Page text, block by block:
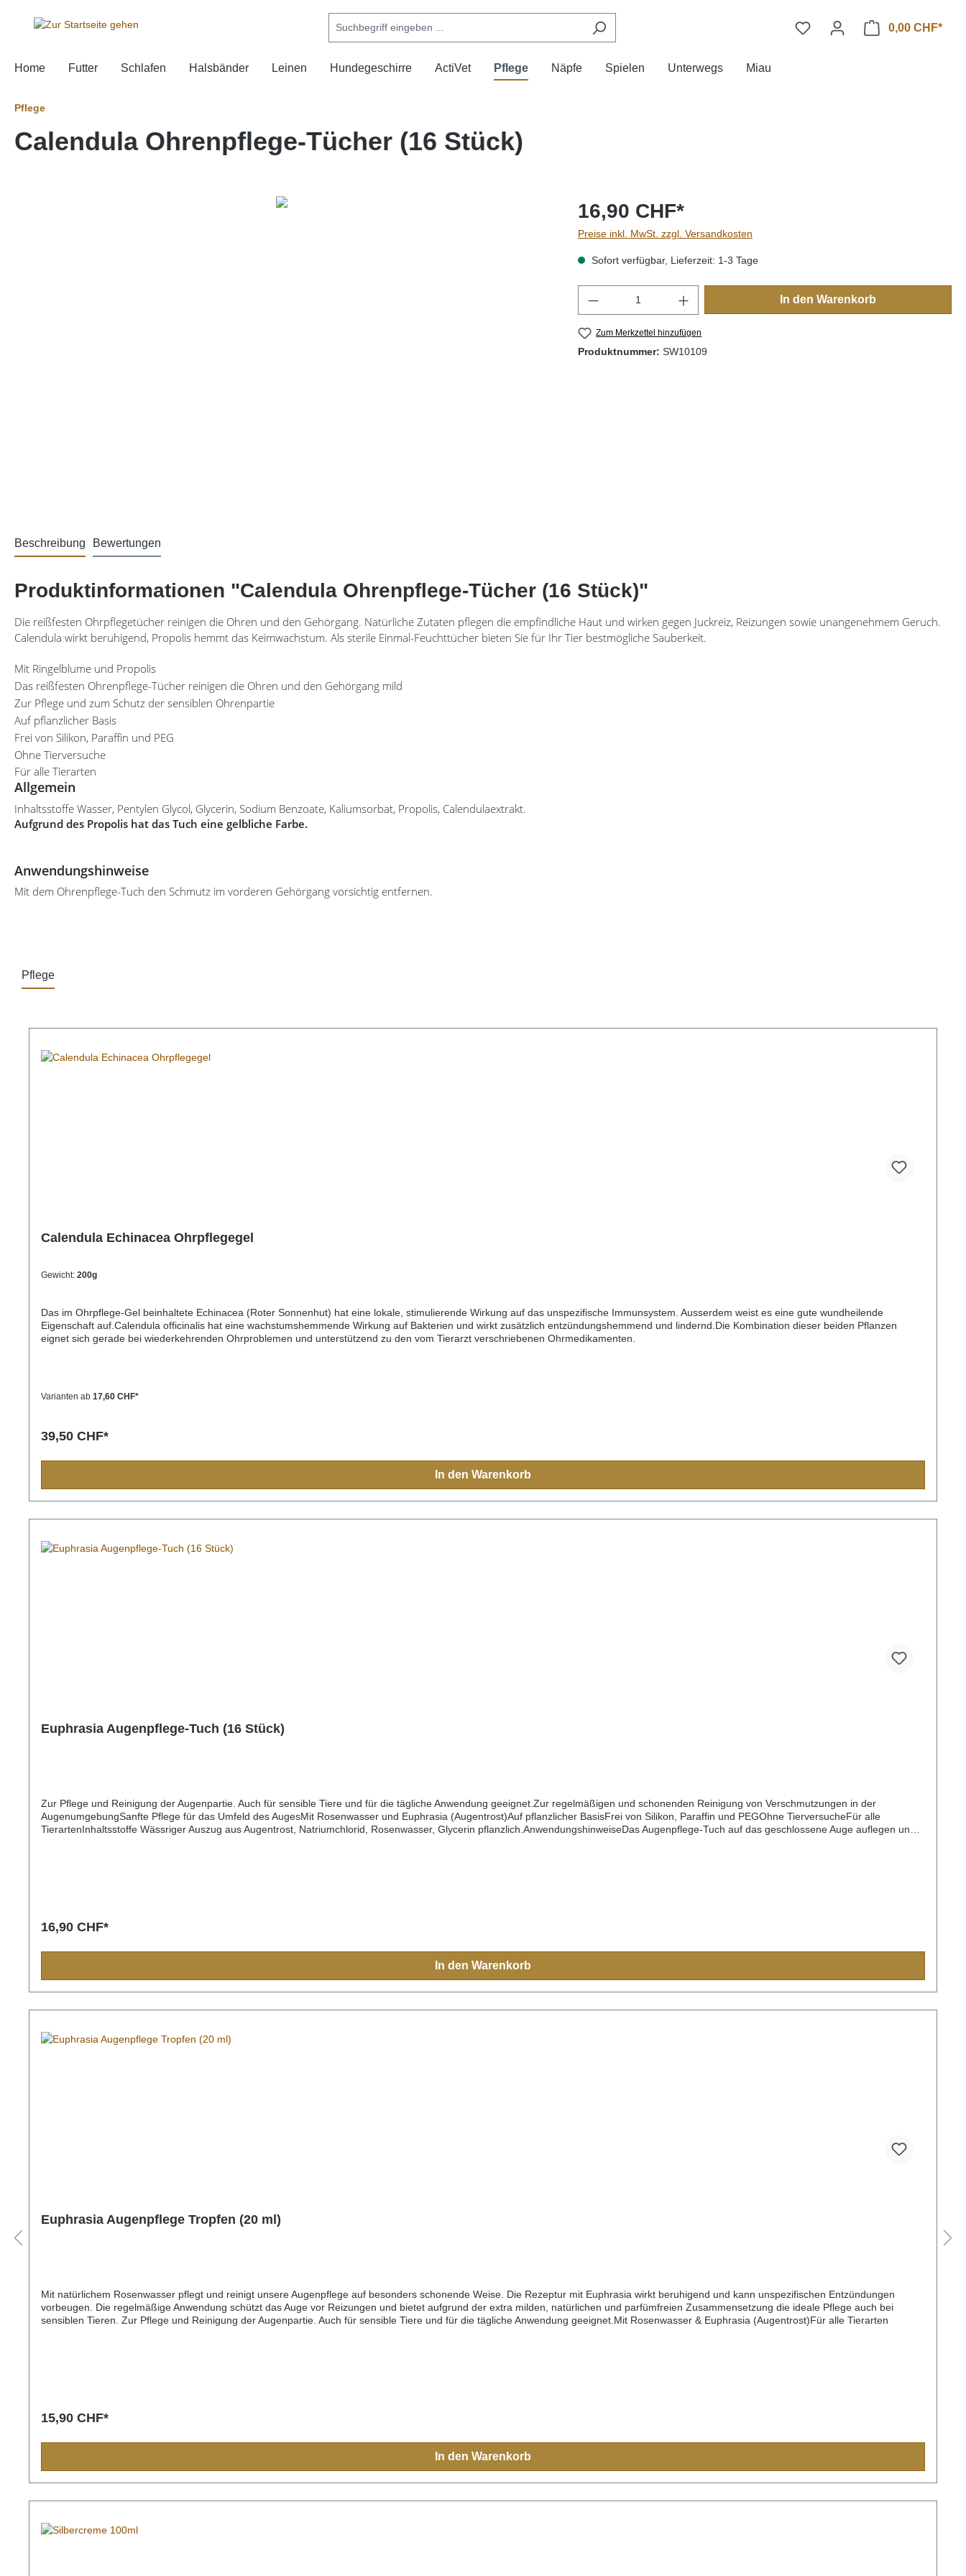
0,00 CHF*
Home Futter Schlafen Halsbänder Leinen Hundegeschirre ActiVet Pflege Näpfe Spielen Unterwegs Miau
Pflege
Calendula Ohrenpflege-Tücher (16 Stück)
16,90 CHF*
Preise inkl. MwSt. zzgl. Versandkosten
Sofort verfügbar, Lieferzeit: 1-3 Tage
Produkt Anzahl: Gib den gewünschten Wert ein
In den Warenkorb
Zum Merkzettel hinzufügen
Produktnummer: SW10109
Beschreibung Bewertungen
Produktinformationen "Calendula Ohrenpflege-Tücher (16 Stück)"
Die reißfesten Ohrpflegetücher reinigen die Ohren und den Gehörgang. Natürliche Zutaten pflegen die empfindliche Haut und wirken gegen Juckreiz, Reizungen sowie unangenehmem Geruch.
Calendula wirkt beruhigend, Propolis hemmt das Keimwachstum. Als sterile Einmal-Feuchttücher bieten Sie für Ihr Tier bestmögliche Sauberkeit.
Mit Ringelblume und Propolis
Das reißfesten Ohrenpflege-Tücher reinigen die Ohren und den Gehörgang mild
Zur Pflege und zum Schutz der sensiblen Ohrenpartie
Auf pflanzlicher Basis
Frei von Silikon, Paraffin und PEG
Ohne Tierversuche
Für alle Tierarten
Allgemein
Inhaltsstoffe Wasser, Pentylen Glycol, Glycerin, Sodium Benzoate, Kaliumsorbat, Propolis, Calendulaextrakt.
Aufgrund des Propolis hat das Tuch eine gelbliche Farbe.
Anwendungshinweise
Mit dem Ohrenpflege-Tuch den Schmutz im vorderen Gehörgang vorsichtig entfernen.
Pflege
Calendula Echinacea Ohrpflegegel
Gewicht: 200g
Das im Ohrpflege-Gel beinhaltete Echinacea (Roter Sonnenhut) hat eine lokale, stimulierende Wirkung auf das unspezifische Immunsystem. Ausserdem weist es eine gute wundheilende
Eigenschaft auf.Calendula officinalis hat eine wachstumshemmende Wirkung auf Bakterien und wirkt zusätzlich entzündungshemmend und lindernd.Die Kombination dieser beiden Pflanzen
eignet sich gerade bei wiederkehrenden Ohrproblemen und unterstützend zu den vom Tierarzt verschriebenen Ohrmedikamenten.
Varianten ab 17,60 CHF*
39,50 CHF*
In den Warenkorb
Euphrasia Augenpflege-Tuch (16 Stück)
Zur Pflege und Reinigung der Augenpartie. Auch für sensible Tiere und für die tägliche Anwendung geeignet.Zur regelmäßigen und schonenden Reinigung von Verschmutzungen in der
AugenumgebungSanfte Pflege für das Umfeld des AugesMit Rosenwasser und Euphrasia (Augentrost)Auf pflanzlicher BasisFrei von Silikon, Paraffin und PEGOhne TierversucheFür alle
TierartenInhaltsstoffe Wässriger Auszug aus Augentrost, Natriumchlorid, Rosenwasser, Glycerin pflanzlich.AnwendungshinweiseDas Augenpflege-Tuch auf das geschlossene Auge auflegen und
16,90 CHF*
In den Warenkorb
Euphrasia Augenpflege Tropfen (20 ml)
Mit natürlichem Rosenwasser pflegt und reinigt unsere Augenpflege auf besonders schonende Weise. Die Rezeptur mit Euphrasia wirkt beruhigend und kann unspezifischen Entzündungen
vorbeugen. Die regelmäßige Anwendung schützt das Auge vor Reizungen und bietet aufgrund der extra milden, natürlichen und parfümfreien Zusammensetzung die ideale Pflege auch bei
sensiblen Tieren. Zur Pflege und Reinigung der Augenpartie. Auch für sensible Tiere und für die tägliche Anwendung geeignet.Mit Rosenwasser & Euphrasia (Augentrost)Für alle Tierarten
15,90 CHF*
In den Warenkorb